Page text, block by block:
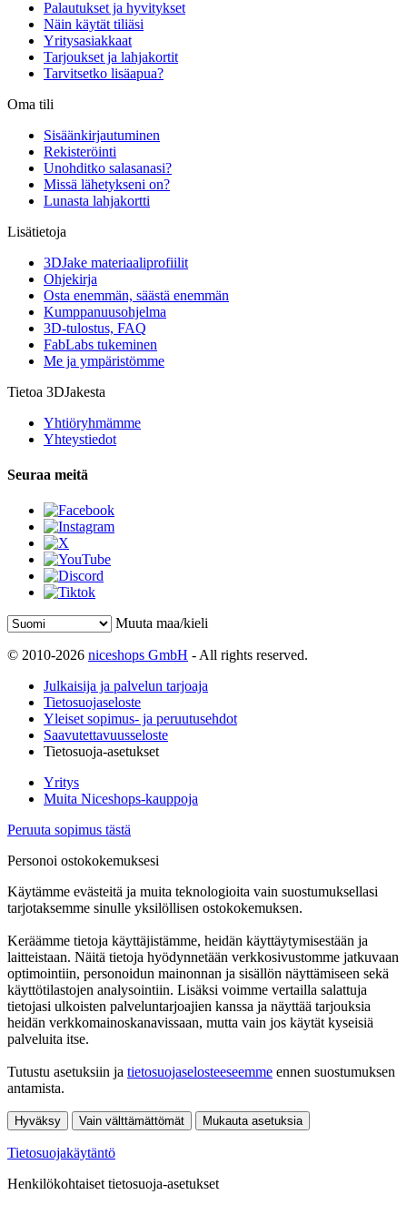
Palautukset ja hyvitykset
Näin käytät tiliäsi
Yritysasiakkaat
Tarjoukset ja lahjakortit
Tarvitsetko lisäapua?
Oma tili
Sisäänkirjautuminen
Rekisteröinti
Unohditko salasanasi?
Missä lähetykseni on?
Lunasta lahjakortti
Lisätietoja
3DJake materiaaliprofiilit
Ohjekirja
Osta enemmän, säästä enemmän
Kumppanuusohjelma
3D-tulostus, FAQ
FabLabs tukeminen
Me ja ympäristömme
Tietoa 3DJakesta
Yhtiöryhmämme
Yhteystiedot
Seuraa meitä
Muuta maa/kieli
© 2010-2026 niceshops GmbH - All rights reserved.
Julkaisija ja palvelun tarjoaja
Tietosuojaseloste
Yleiset sopimus- ja peruutusehdot
Saavutettavuusseloste
Tietosuoja-asetukset
Yritys
Muita Niceshops-kauppoja
Peruuta sopimus tästä
Personoi ostokokemuksesi
Käytämme evästeitä ja muita teknologioita vain suostumuksellasi
tarjotaksemme sinulle yksilöllisen ostokokemuksen.
Keräämme tietoja käyttäjistämme, heidän käyttäytymisestään ja
laitteistaan. Näitä tietoja hyödynnetään verkkosivustomme jatkuvaan
optimointiin, personoidun mainonnan ja sisällön näyttämiseen sekä
käyttötilastojen analysointiin. Lisäksi voimme vertailla salattuja
tietojasi ulkoisten palveluntarjoajien kanssa ja näyttää tarjouksia
heidän verkkomainoskanavissaan, mutta vain jos käytät kyseisiä
palveluita itse.
Tutustu asetuksiin ja tietosuojaselosteeseemme ennen suostumuksen
antamista.
Hyväksy Vain välttämättömät Mukauta asetuksia
Tietosuojakäytäntö
Henkilökohtaiset tietosuoja-asetukset